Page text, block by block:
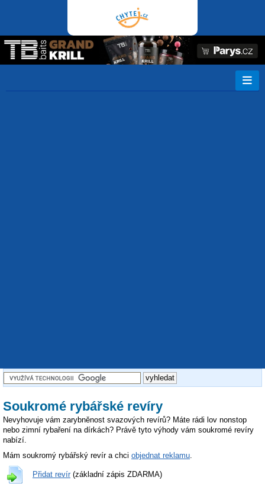
Soukromé rybářské revíry
Nevyhovuje vám zarybněnost svazových revírů? Máte rádi lov nonstop
nebo zimní rybaření na dírkách? Právě tyto výhody vám soukromé revíry
nabízí.
Mám soukromý rybářský revír a chci objednat reklamu.
Přidat revír (základní zápis ZDARMA)